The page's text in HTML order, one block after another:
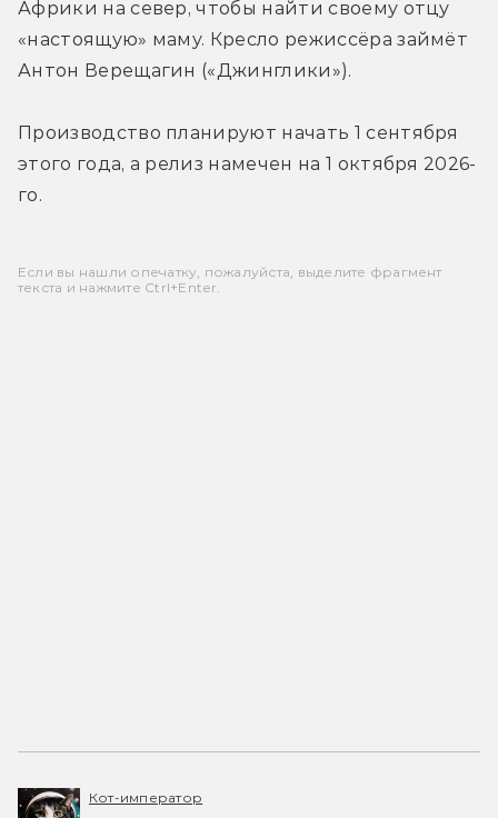
Африки на север, чтобы найти своему отцу
«настоящую» маму. Кресло режиссёра займёт
Антон Верещагин («Джинглики»).
Производство планируют начать 1 сентября
этого года, а релиз намечен на 1 октября 2026-
го.
Если вы нашли опечатку, пожалуйста, выделите фрагмент
текста и нажмите Ctrl+Enter.
Кот-император